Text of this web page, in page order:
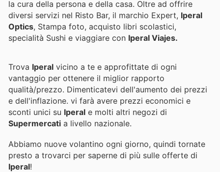
la cura della persona e della casa. Oltre ad offrire
diversi servizi nel Risto Bar, il marchio Expert, Iperal
Optics, Stampa foto, acquisto libri scolastici,
specialità Sushi e viaggiare con Iperal Viajes.
Trova Iperal vicino a te e approfittate di ogni
vantaggio per ottenere il miglior rapporto
qualità/prezzo. Dimenticatevi dell'aumento dei prezzi
e dell'inflazione. vi farà avere prezzi economici e
sconti unici su Iperal e molti altri negozi di
Supermercati a livello nazionale.
Abbiamo nuove volantino ogni giorno, quindi tornate
presto a trovarci per saperne di più sulle offerte di
Iperal!